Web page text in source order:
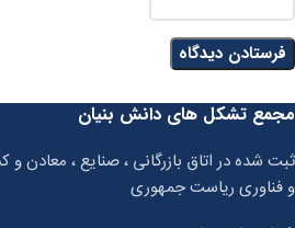
مجمع تشکل های دانش بنیان
ثبت شده در اتاق بازرگانی ، صنایع ، معادن
و فناوری ریاست جمهوری